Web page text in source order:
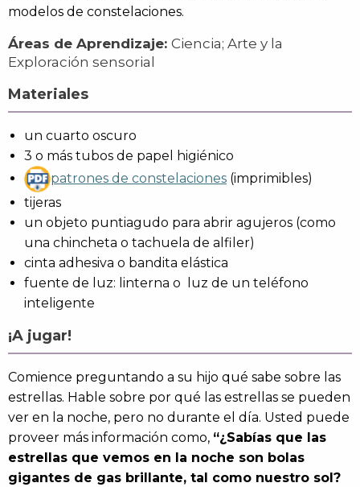
modelos de constelaciones.
Áreas de Aprendizaje: Ciencia; Arte y la
Exploración sensorial
Materiales
un cuarto oscuro
3 o más tubos de papel higiénico
patrones de constelaciones (imprimibles)
tijeras
un objeto puntiagudo para abrir agujeros (como
una chincheta o tachuela de alfiler)
cinta adhesiva o bandita elástica
fuente de luz: linterna o luz de un teléfono
inteligente
¡A jugar!
Comience preguntando a su hijo qué sabe sobre las
estrellas. Hable sobre por qué las estrellas se pueden
ver en la noche, pero no durante el día. Usted puede
proveer más información como, “¿Sabías que las
estrellas que vemos en la noche son bolas
gigantes de gas brillante, tal como nuestro sol?